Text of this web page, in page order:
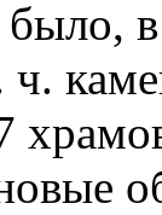
было,
ч.